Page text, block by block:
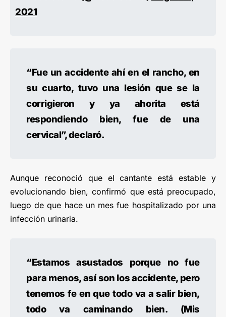
2021
“Fue un accidente ahí en el rancho, en
su cuarto, tuvo una lesión que se la
corrigieron y ya ahorita está
respondiendo bien, fue de una
cervical”, declaró.
Aunque reconoció que el cantante está estable y
evolucionando bien, confirmó que está preocupado,
luego de que hace un mes fue hospitalizado por una
infección urinaria.
“Estamos asustados porque no fue
para menos, así son los accidente, pero
tenemos fe en que todo va a salir bien,
todo va caminando bien. (Mis